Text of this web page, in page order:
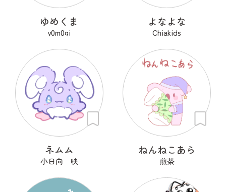
ゆめくま
y0m0gi
よなよな
Chiakids
ネムム
小日向 映
ねんねこあら
煎茶